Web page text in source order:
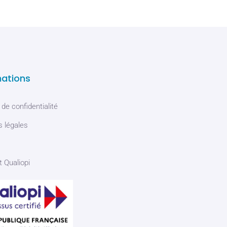
de confidentialité
légales
Qualiopi